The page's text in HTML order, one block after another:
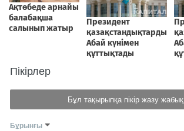
Пікірлер
Бұл тақырыпқа пікір жазу жабық
Бұрынғы